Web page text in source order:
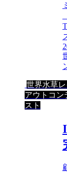
世界水草レ
アウトコン
スト